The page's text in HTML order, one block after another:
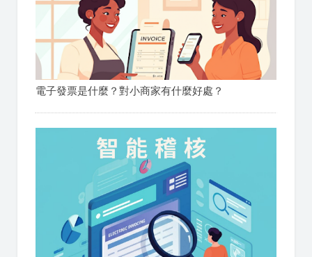
電子發票是什麼？對小商家有什麼好處？